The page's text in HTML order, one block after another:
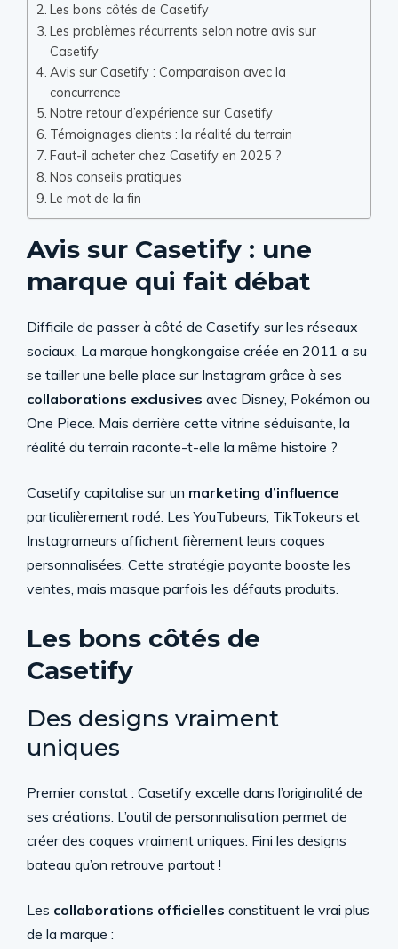
Les bons côtés de Casetify
Les problèmes récurrents selon notre avis sur
Casetify
Avis sur Casetify : Comparaison avec la
concurrence
Notre retour d’expérience sur Casetify
Témoignages clients : la réalité du terrain
Faut-il acheter chez Casetify en 2025 ?
Nos conseils pratiques
Le mot de la fin
Avis sur Casetify : une
marque qui fait débat
Difficile de passer à côté de Casetify sur les réseaux
sociaux. La marque hongkongaise créée en 2011 a su
se tailler une belle place sur Instagram grâce à ses
collaborations exclusives avec Disney, Pokémon ou
One Piece. Mais derrière cette vitrine séduisante, la
réalité du terrain raconte-t-elle la même histoire ?
Casetify capitalise sur un marketing d’influence
particulièrement rodé. Les YouTubeurs, TikTokeurs et
Instagrameurs affichent fièrement leurs coques
personnalisées. Cette stratégie payante booste les
ventes, mais masque parfois les défauts produits.
Les bons côtés de
Casetify
Des designs vraiment
uniques
Premier constat : Casetify excelle dans l’originalité de
ses créations. L’outil de personnalisation permet de
créer des coques vraiment uniques. Fini les designs
bateau qu’on retrouve partout !
Les collaborations officielles constituent le vrai plus
de la marque :